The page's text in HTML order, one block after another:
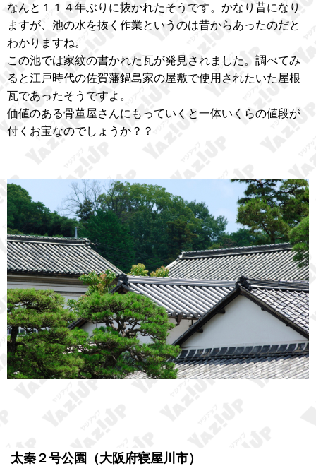
なんと１１４年ぶりに抜かれたそうです。かなり昔になり
ますが、池の水を抜く作業というのは昔からあったのだと
わかりますね。
この池では家紋の書かれた瓦が発見されました。調べてみ
ると江戸時代の佐賀藩鍋島家の屋敷で使用されたいた屋根
瓦であったそうですよ。
価値のある骨董屋さんにもっていくと一体いくらの値段が
付くお宝なのでしょうか？？
太秦２号公園（大阪府寝屋川市）